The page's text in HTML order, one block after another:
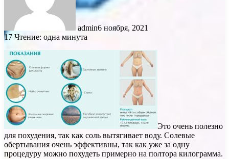
admin6 ноября, 2021
17 Чтение: одна минута
Это очень полезно
для похудения, так как соль вытягивает воду. Солевые
обертывания очень эффективны, так как уже за одну
процедуру можно похудеть примерно на полтора килограмма.